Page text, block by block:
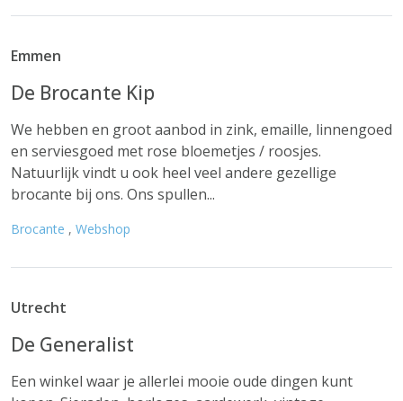
Emmen
De Brocante Kip
We hebben en groot aanbod in zink, emaille, linnengoed
en serviesgoed met rose bloemetjes / roosjes.
Natuurlijk vindt u ook heel veel andere gezellige
brocante bij ons. Ons spullen...
Brocante , Webshop
Utrecht
De Generalist
Een winkel waar je allerlei mooie oude dingen kunt